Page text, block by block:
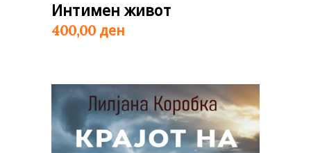
Интимен живот
400,00 ден